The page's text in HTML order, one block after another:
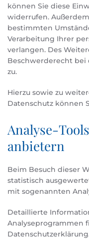
können Sie diese
widerrufen.
bestimmten
Verarbeitung Ihrer
verlangen. Des
Beschwerderecht bei
zu.
Hierzu sowie zu
Datenschutz können
Analyse-
anbietern
Beim Besuch dieser
statistisch
mit sogenannten
Detaillierte
Analyseprogrammen